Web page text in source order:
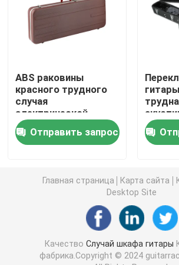
случай гитары трудный
Случай клавиатуры рояля
Случай банджо Hardshell
Случай скрипки трудный
Случай оборудования освещения
Случай мандолины Hardshell
ABS раковины
красного трудного
случая
электрической
гитары пены
трудные пенятся
материал AL
Отправить запрос
Главная страница Карта сайта
Desktop Site
КачествоСлучай шкафа гитары
фабрика.Copyright © 2024